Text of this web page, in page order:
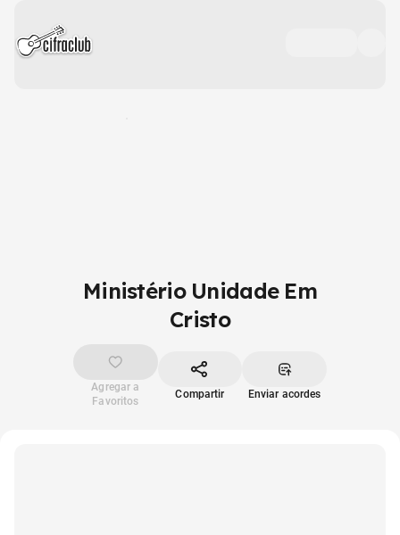
Ministério Unidade Em
Cristo
Agregar a
Favoritos
Compartir Enviar acordes